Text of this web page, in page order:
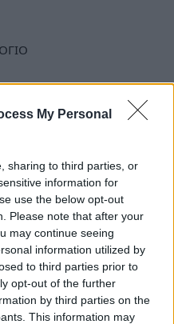
My Personal
sharing to third parties, or
information for
use the below opt-out
Please note that after your
may continue seeing
information utilized by
to third parties prior to
opt-out of the further
by third parties on the
This information may